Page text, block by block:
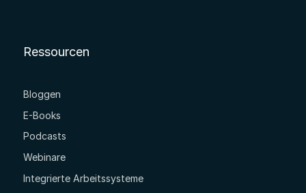
Ressourcen
Bloggen
E-Books
Podcasts
Webinare
Integrierte Arbeitssysteme